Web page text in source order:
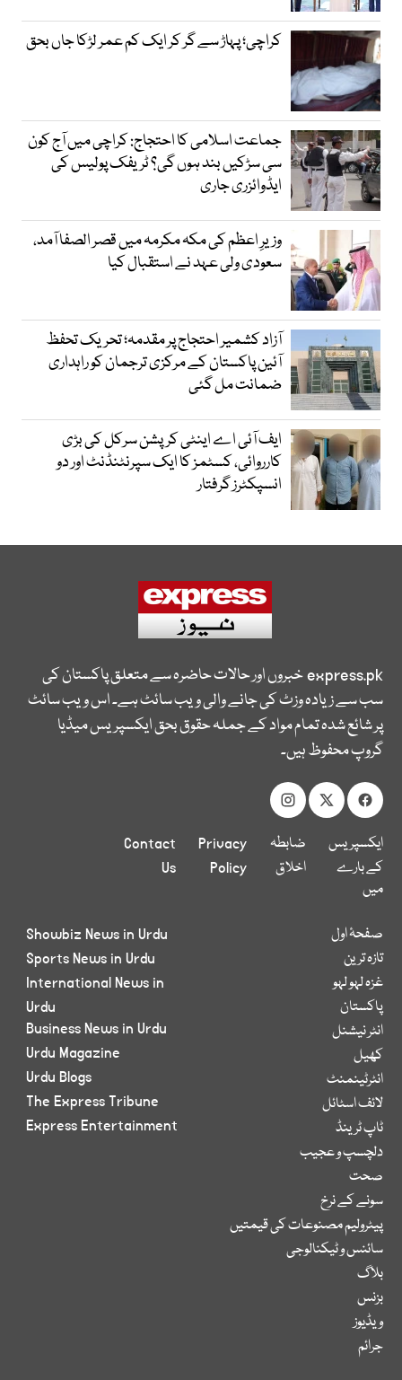
کراچی؛ پہاڑ سے گر کر ایک کم عمر لڑکا جاں بحق
جماعت اسلامی کا احتجاج: کراچی میں آج کون
سی سڑکیں بند ہوں گی؟ ٹریفک پولیس کی
ایڈوائزری جاری
وزیرِ اعظم کی مکہ مکرمہ میں قصر الصفا آمد،
سعودی ولی عہد نے استقبال کیا
آزاد کشمیر احتجاج پر مقدمہ؛ تحریک تحفظ
آئین پاکستان کے مرکزی ترجمان کو راہداری
ضمانت مل گئی
ایف آئی اے اینٹی کرپشن سرکل کی بڑی
کارروائی، کسٹمز کا ایک سپرنٹنڈنٹ اور دو
انسپکٹرز گرفتار
express.pkخبروں اور حالات حاضرہ سے متعلق پاکستان کی
سب سے زیادہ وزٹ کی جانے والی ویب سائٹ ہے۔ اس ویب سائٹ
پر شائع شدہ تمام مواد کے جملہ حقوق بحق ایکسپریس میڈیا
گروپ محفوظ ہیں۔
ایکسپریس
کے بارے
میں
ضابطہ
اخلاق
Privacy
Policy
Contact
Us
صفحۂ اول
تازہ ترین
غزہ لہو لہو
پاکستان
انٹر نیشنل
کھیل
انٹرٹینمنٹ
لائف اسٹائل
ٹاپ ٹرینڈ
دلچسپ و عجیب
صحت
سونے کے نرخ
پیٹرولیم مصنوعات کی قیمتیں
سائنس و ٹیکنالوجی
بلاگ
بزنس
ویڈیوز
جرائم
Showbiz News in Urdu
Sports News in Urdu
International News in
Urdu
Business News in Urdu
Urdu Magazine
Urdu Blogs
The Express Tribune
Express Entertainment